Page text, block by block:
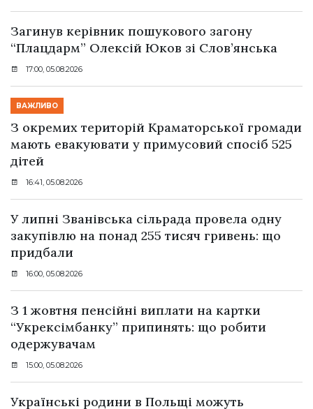
Загинув керівник пошукового загону
“Плацдарм” Олексій Юков зі Слов’янська
17:00, 05.08.2026
ВАЖЛИВО
З окремих територій Краматорської громади
мають евакуювати у примусовий спосіб 525
дітей
16:41, 05.08.2026
У липні Званівська сільрада провела одну
закупівлю на понад 255 тисяч гривень: що
придбали
16:00, 05.08.2026
З 1 жовтня пенсійні виплати на картки
“Укрексімбанку” припинять: що робити
одержувачам
15:00, 05.08.2026
Українські родини в Польщі можуть